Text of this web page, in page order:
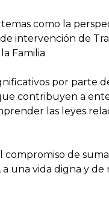
como la
intervención de
Familia
por parte
contribuyen a
las leyes
de
una vida digna y de